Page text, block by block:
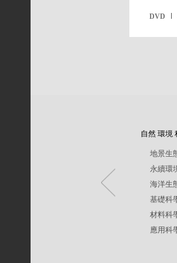
DVD
自然 環境
地景生
永續環
海洋生
基礎科
材料科
應用科